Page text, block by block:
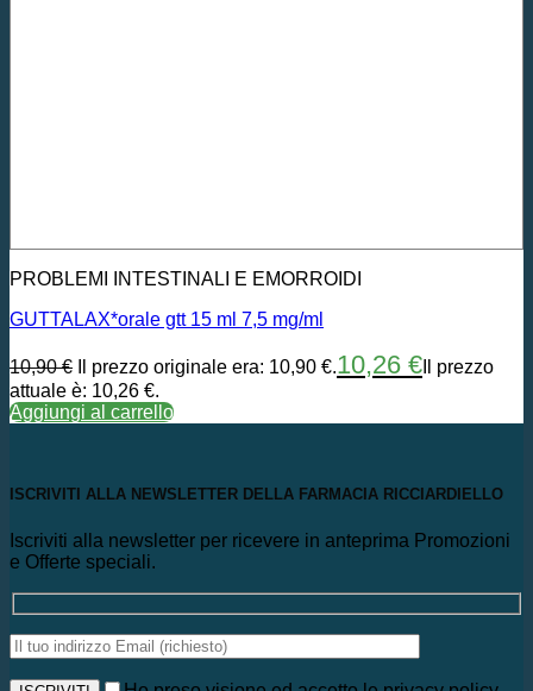
PROBLEMI INTESTINALI E EMORROIDI
GUTTALAX*orale gtt 15 ml 7,5 mg/ml
10,90€ Il prezzo originale era: 10,90 €.10,26 € Il prezzo
attuale è: 10,26 €.
Aggiungi al carrello
ISCRIVITI ALLA NEWSLETTER DELLA FARMACIA RICCIARDIELLO
Iscriviti alla newsletter per ricevere in anteprima Promozioni
e Offerte speciali.